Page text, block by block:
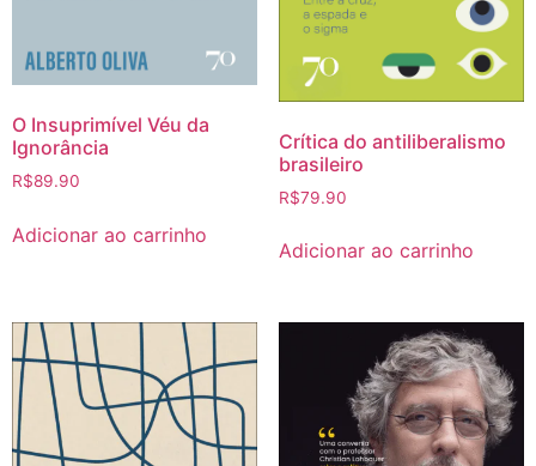
O Insuprimível Véu da
Ignorância
R$89.90
Adicionar ao carrinho
Crítica do antiliberalismo
brasileiro
R$79.90
Adicionar ao carrinho